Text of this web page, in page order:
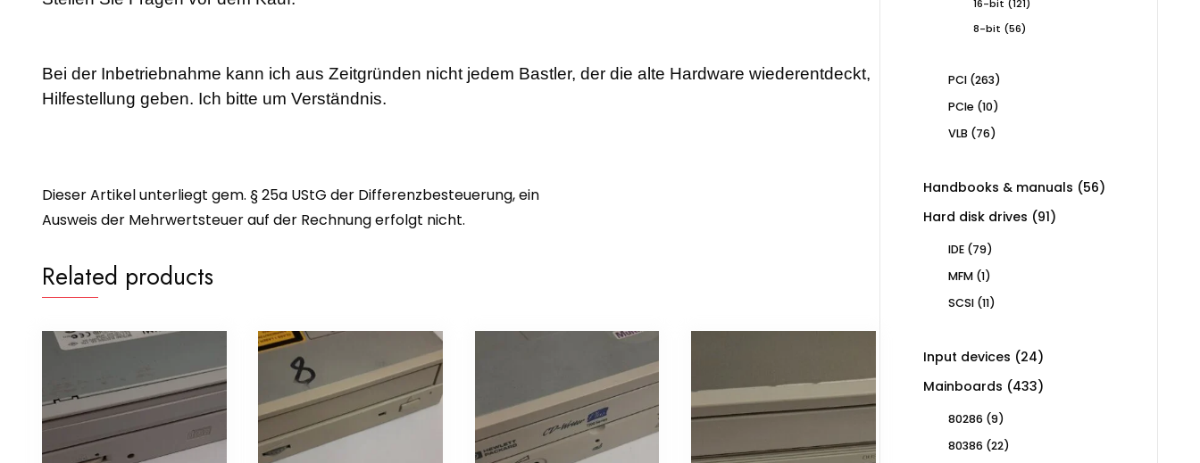
Bei der Inbetriebnahme kann ich aus Zeitgründen nicht jedem Bastler, der die alte Hardware wiederentdeckt,
Hilfestellung geben. Ich bitte um Verständnis.
Dieser Artikel unterliegt gem. § 25a UStG der Differenzbesteuerung, ein
Ausweis der Mehrwertsteuer auf der Rechnung erfolgt nicht.
Related products
16-bit 121121
8-bit 5656
PCI 263263
PCIe 1010
VLB 7676
Handbooks & manuals 5656
Hard disk drives 9191
IDE 7979
MFM 11
SCSI 1111
Input devices 2424
products
Mainboards 433433
80286 99
80386 2222